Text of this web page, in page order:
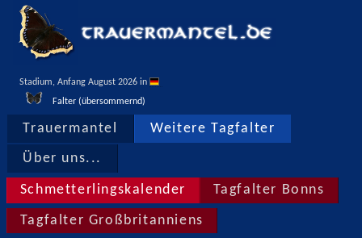
Stadium, Anfang August 2026 in
Falter (übersommernd)
Trauermantel Weitere Tagfalter
Über uns...
Schmetterlingskalender Tagfalter Bonns
Tagfalter Großbritanniens